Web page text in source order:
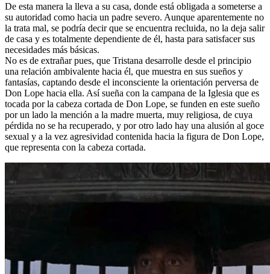
De esta manera la lleva a su casa, donde está obligada a someterse a
su autoridad como hacia un padre severo. Aunque aparentemente no
la trata mal, se podría decir que se encuentra recluida, no la deja salir
de casa y es totalmente dependiente de él, hasta para satisfacer sus
necesidades más básicas.
No es de extrañar pues, que Tristana desarrolle desde el principio
una relación ambivalente hacia él, que muestra en sus sueños y
fantasías, captando desde el inconsciente la orientación perversa de
Don Lope hacia ella. Así sueña con la campana de la Iglesia que es
tocada por la cabeza cortada de Don Lope, se funden en este sueño
por un lado la mención a la madre muerta, muy religiosa, de cuya
pérdida no se ha recuperado, y por otro lado hay una alusión al goce
sexual y a la vez agresividad contenida hacia la figura de Don Lope,
que representa con la cabeza cortada.